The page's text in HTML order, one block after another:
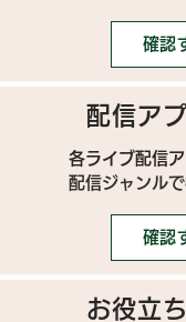
確認
配信ア
各ライブ配信
配信ジャンル
確認
お役立